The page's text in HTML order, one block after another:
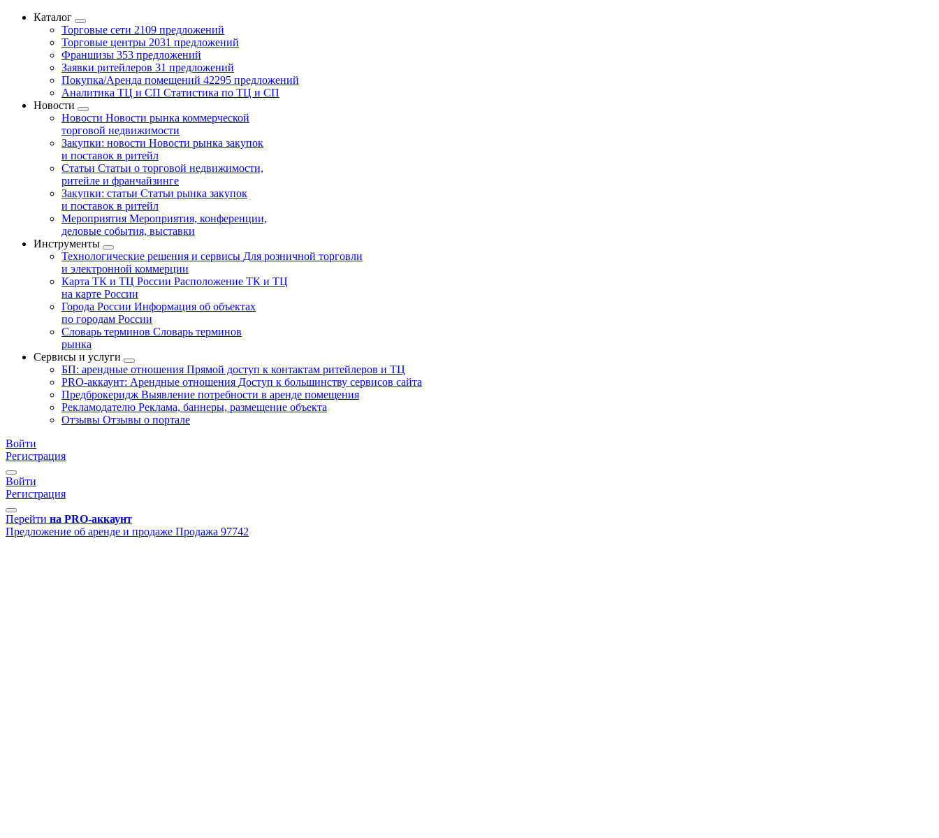
Каталог
Торговые сети 2109 предложений
Торговые центры 2031 предложений
Франшизы 353 предложений
Заявки ритейлеров 31 предложений
Покупка/Аренда помещений 42295 предложений
Аналитика ТЦ и СП Статистика по ТЦ и СП
Новости
Новости Новости рынка коммерческой
торговой недвижимости
Закупки: новости Новости рынка закупок
и поставок в ритейл
Статьи Статьи о торговой недвижимости,
ритейле и франчайзинге
Закупки: статьи Статьи рынка закупок
и поставок в ритейл
Мероприятия Мероприятия, конференции,
деловые события, выставки
Инструменты
Технологические решения и сервисы Для розничной торговли
и электронной коммерции
Карта ТК и ТЦ России Расположение ТК и ТЦ
на карте России
Города России Информация об объектах
по городам России
Словарь терминов Словарь терминов
рынка
Сервисы и услуги
БП: арендные отношения Прямой доступ к контактам ритейлеров и ТЦ
PRO-аккаунт: Арендные отношения Доступ к большинству сервисов сайта
Предброкеридж Выявление потребности в аренде помещения
Рекламодателю Реклама, баннеры, размещение объекта
Отзывы Отзывы о портале
Войти
Регистрация
Войти
Регистрация
Перейти на PRO-аккаунт
Предложение об аренде и продаже Продажа 97742